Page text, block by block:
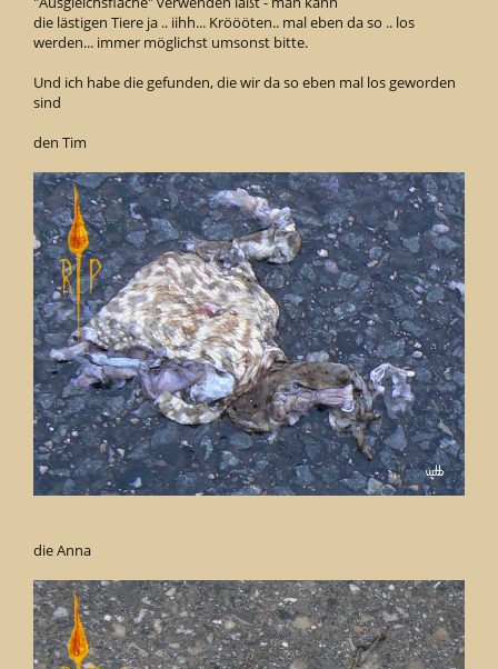
die lästigen Tiere ja .. iihh... Kröööten.. mal eben da so .. los
werden... immer möglichst umsonst bitte.
Und ich habe die gefunden, die wir da so eben mal los geworden
sind
den Tim
die Anna